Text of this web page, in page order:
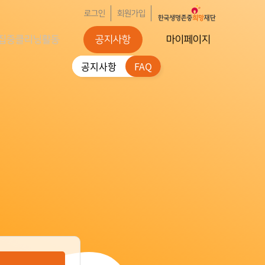
로그인 회원가입
중클리닝활동 공지사항
공지사항 FAQ
마이페이지